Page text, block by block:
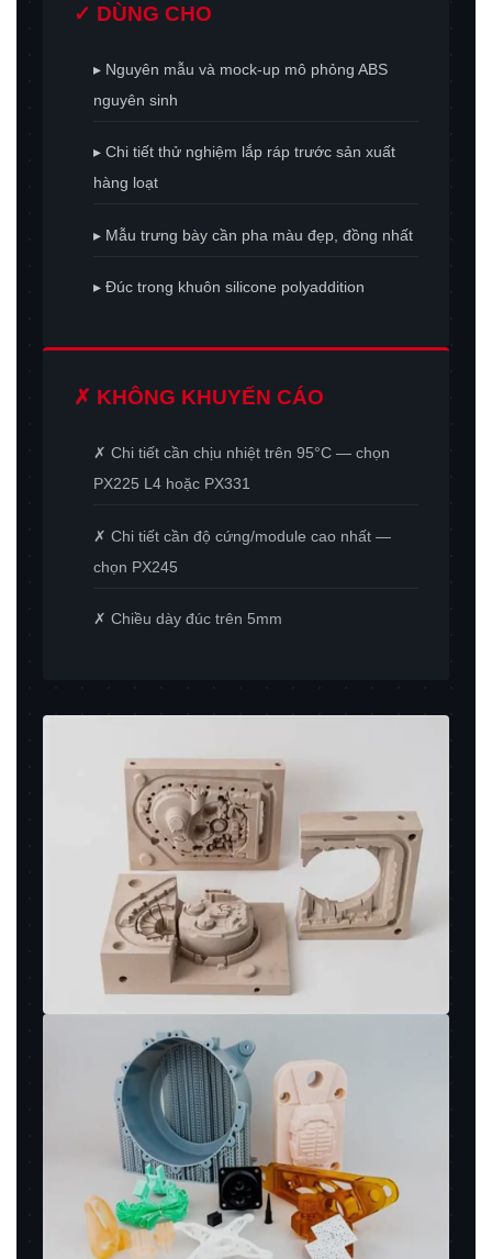
✓ DÙNG CHO
▸ Nguyên mẫu và mock-up mô phỏng ABS
nguyên sinh
▸ Chi tiết thử nghiệm lắp ráp trước sản xuất
hàng loạt
▸ Mẫu trưng bày cần pha màu đẹp, đồng nhất
▸ Đúc trong khuôn silicone polyaddition
✗ KHÔNG KHUYẾN CÁO
✗ Chi tiết cần chịu nhiệt trên 95°C — chọn
PX225 L4 hoặc PX331
✗ Chi tiết cần độ cứng/module cao nhất —
chọn PX245
✗ Chiều dày đúc trên 5mm